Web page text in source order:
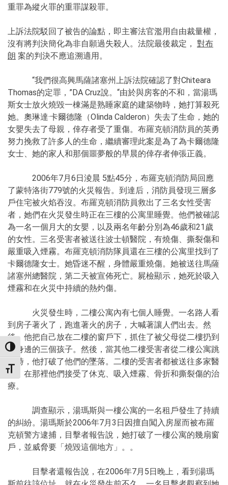
TOGGLE HIGH CONTRAST
TOGGLE FONT SIZE
重罪為縱火罪的重罪謀殺罪。
上訴法院駁回了被告的論點，即主審法官濫用自由裁量權，
沒有將判決簡化為非自願過失殺人。法院最後裁定， 對布
朗 案的判決不應追溯適用。
“我們很高興馬薩諸塞州上訴法院確認了對Chiteara
Thomas的定罪，”DA Cruz說。“由於與房客的不和，當湯瑪
斯女士放火燒毀一棟滿是熟睡家庭的建築物時，她打算殺死
她。奧琳達·卡爾德隆（Olinda Calderon）失去了生命，她的
女嬰失去了母親，倖存者受了重傷。布羅克頓消防員的英勇
努力挽救了許多人的生命，繼續審理此案是為了為卡爾德隆
女士、她的家人和那個噩夢般的早晨的倖存者伸張正義。
2006年7月6日淩晨 5點45分，布羅克頓消防局回應
了蒙特洛街779號的火災報告。到達后，消防員發現三層多
戶住宅被火焰吞沒。布羅克頓消防員救出了三名女性受害
者，她們在火災發生時正在三樓的公寓里睡覺。他們被確認
為一名一個月大的女嬰，以及兩名年齡分別為46歲和21歲
的女性。三名受害者被送往波士頓醫院，有燒傷、撕裂傷和
嚴重吸入煙霧。布羅克頓消防隊員還在三樓的公寓里找到了
卡爾德隆女士。她昏迷不醒，身體嚴重燒傷。她被送往馬薩
諸塞州總醫院，第二天被宣佈死亡。屍檢顯示，她死於吸入
煙霧和在火災中持續的熱灼傷。
火災發生時，二樓公寓內有七個人睡覺。一名路人看
到房子著火了，跑進著火的房子，大喊著讓人們出去。然
後，他把自己放在二樓的窗戶下，抓住了被父母從二樓扔到
他身邊的三個孩子。然後，當其他二樓受害者從二樓公寓跳
下時，他打破了他們的墜落。二樓的受害者都被送往多家醫
院，在那裡他們接受了休克、吸入煙霧、骨折和撕裂傷的治
療。
調查顯示，湯瑪斯與一樓公寓的一名租戶發生了持續
的糾紛。湯瑪斯於2006年7月3日因擅自闖入房屋而被布羅
克頓警方逮捕，目擊者報告說，她打破了一樓公寓的幾扇窗
戶，並威脅要「燒毀這個地方」。。
目擊者還報告說，在2006年7月5日晚上，看到湯瑪